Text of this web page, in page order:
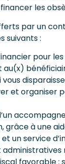
les
par un
suivants :
pour
vous
et organiser
grâce à une
un service
administratives